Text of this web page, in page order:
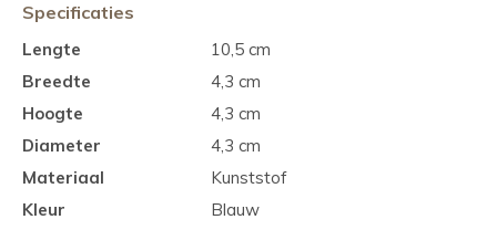
Specificaties
Lengte
10,5 cm
Breedte
4,3 cm
Hoogte
4,3 cm
Diameter
4,3 cm
Materiaal
Kunststof
Kleur
Blauw